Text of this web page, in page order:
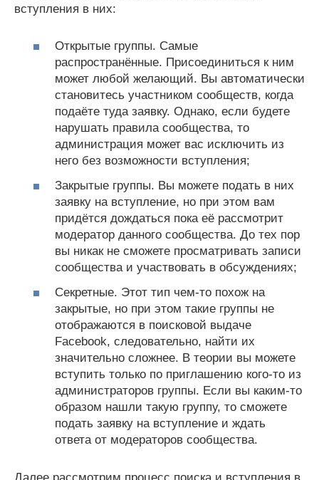
вступления в них:
Открытые группы. Самые
распространённые. Присоединиться к ним
может любой желающий. Вы автоматически
становитесь участником сообществ, когда
подаёте туда заявку. Однако, если будете
нарушать правила сообщества, то
администрация может вас исключить из
него без возможности вступления;
Закрытые группы. Вы можете подать в них
заявку на вступление, но при этом вам
придётся дождаться пока её рассмотрит
модератор данного сообщества. До тех пор
вы никак не сможете просматривать записи
сообщества и участвовать в обсуждениях;
Секретные. Этот тип чем-то похож на
закрытые, но при этом такие группы не
отображаются в поисковой выдаче
Facebook, следовательно, найти их
значительно сложнее. В теории вы можете
вступить только по приглашению кого-то из
администраторов группы. Если вы каким-то
образом нашли такую группу, то сможете
подать заявку на вступление и ждать
ответа от модераторов сообщества.